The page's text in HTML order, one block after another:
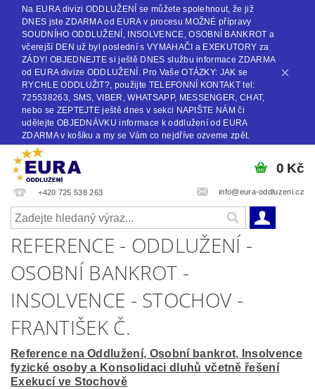
Na EURA divizi ODDLUŽENÍ se můžete spolehnout, že již
DNES jste ZDARMA od EURA v procesu MOŽNÉ přípravy
SOUDNÍHO ODDLUŽENÍ, INSOLVENCE, OSOBNÍ BANKROT a
včerejší DEN už byl poslední s VYMAHAČI a EXEKUTORY za
ZÁDY! OBJEDNEJTE si ještě DNES službu informace ZDARMA
od EURA divize ODDLUŽENÍ. Pro Vaše OTÁZKY: JAK se
RYCHLE ODDLUŽIT?, použijte TELEFONNÍ KONTAKT tel:
725538263, SMS, VIBER, WHATSAPP, MESSENGER, CHAT,
nebo se ZEPTEJTE ještě dnes v sekci NAPIŠTE NÁM či
udělejte OBJEDNÁVKU informace k oddlužení od EURA
ZDARMA v košíku a my se Vám co nejdříve ozveme zpět.
+420 725 538 263 info@eura-oddluzeni.cz
0 Kč
REFERENCE - ODDLUŽENÍ -
OSOBNÍ BANKROT -
INSOLVENCE - STOCHOV -
FRANTIŠEK Č.
Reference na Oddlužení, Osobní bankrot, Insolvence
fyzické osoby a Konsolidaci dluhů včetně řešení
Exekucí ve Stochově